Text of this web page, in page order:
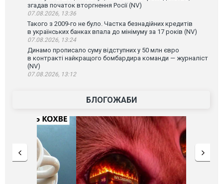
згадав початок вторгнення Росії (NV)
07.08.2026, 13:36
Такого з 2009-го не було. Частка безнадійних кредитів
в українських банках впала до мінімуму за 17 років (NV)
07.08.2026, 13:24
Динамо прописало суму відступних у 50 млн євро
в контракті найкращого бомбардира команди — журналіст
(NV)
07.08.2026, 13:12
БЛОГОЖАБИ